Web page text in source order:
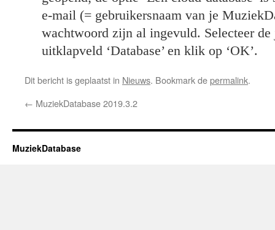
e-mail (= gebruikersnaam van je
wachtwoord zijn al ingevuld. Selecteer de
uitklapveld ‘Database’ en klik op ‘OK’.
Dit bericht is geplaatst in Nieuws. Bookmark depermalink.
← MuziekDatabase 2019.3.2
MuziekDatabase